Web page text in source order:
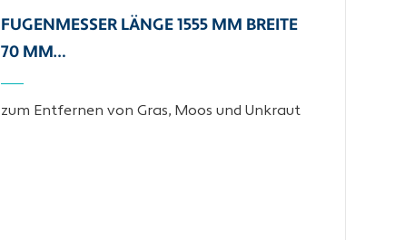
FUGENMESSER LÄNGE 1555 MM BREITE
70 MM…
zum Entfernen von Gras, Moos und Unkraut